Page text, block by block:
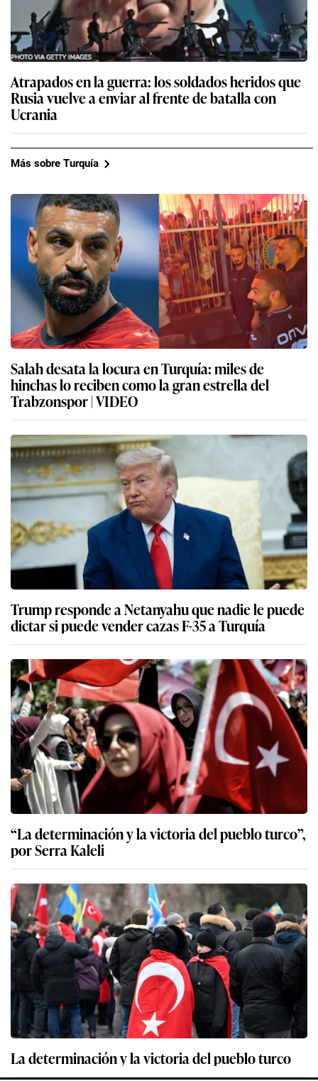
Atrapados en la guerra: los soldados heridos que
Rusia vuelve a enviar al frente de batalla con
Ucrania
Más sobre Turquía
Salah desata la locura en Turquía: miles de
hinchas lo reciben como la gran estrella del
Trabzonspor | VIDEO
Trump responde a Netanyahu que nadie le puede
dictar si puede vender cazas F-35 a Turquía
“La determinación y la victoria del pueblo turco”,
por Serra Kaleli
La determinación y la victoria del pueblo turco